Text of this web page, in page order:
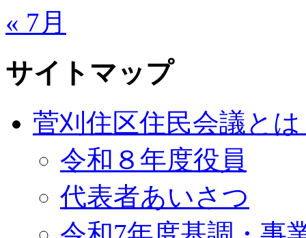
« 7月
サイトマップ
菅刈住区住民会議と
令和８年度役員
代表者あいさつ